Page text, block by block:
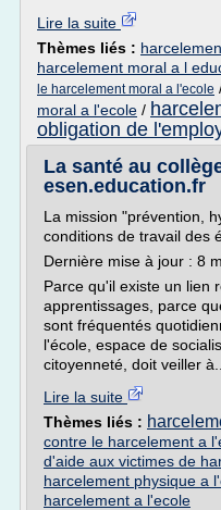
Lire la suite
Thèmes liés :
harcelement moral a l
le harcelement moral a l'ecole
moral a l'ecole /
obligation de
La santé au
esen.education.fr
La mission "prévention,
conditions de travail des
Dernière mise à jour : 8
Parce qu'il existe un lien
apprentissages, parce
sont fréquentés
l'école, espace de
citoyenneté, doit veiller à...
Lire la suite
Thèmes liés :
contre le harcelement a
d'aide aux victimes de
harcelement physique a
harcelement a l'ecole